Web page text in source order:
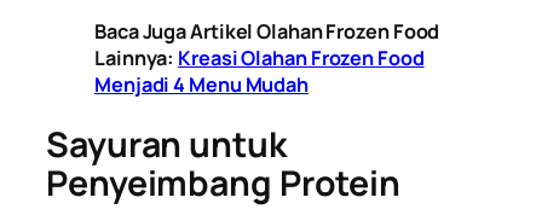
Baca Juga Artikel Olahan Frozen Food
Lainnya: Kreasi Olahan Frozen Food
Menjadi 4 Menu Mudah
Sayuran untuk
Penyeimbang Protein